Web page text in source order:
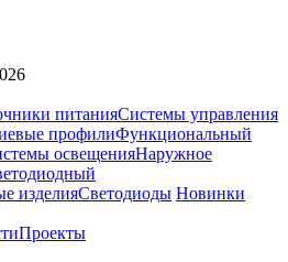
питанияСистемы управления
профилиФункциональный
освещенияНаружное
изделияСветодиоды Новинки
Проекты